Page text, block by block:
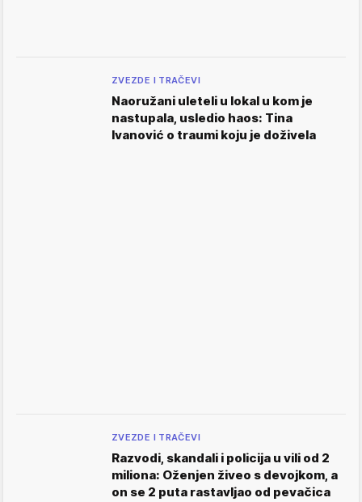
ZVEZDE I TRAČEVI
Naoružani uleteli u lokal u kom je
nastupala, usledio haos: Tina
Ivanović o traumi koju je doživela
ZVEZDE I TRAČEVI
Razvodi, skandali i policija u vili od 2
miliona: Oženjen živeo s devojkom, a
on se 2 puta rastavljao od pevačica